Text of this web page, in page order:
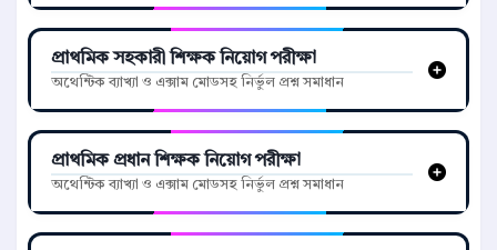
প্রাথমিক সহকারী শিক্ষক নিয়োগ পরীক্ষা
অথেন্টিক ব্যাখ্যা ও এক্সাম মোডসহ নির্ভুল প্রশ্ন সমাধান
প্রাথমিক প্রধান শিক্ষক নিয়োগ পরীক্ষা
অথেন্টিক ব্যাখ্যা ও এক্সাম মোডসহ নির্ভুল প্রশ্ন সমাধান